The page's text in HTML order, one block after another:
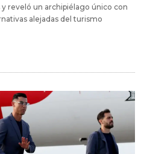
y reveló un archipiélago único con
alejadas del turismo